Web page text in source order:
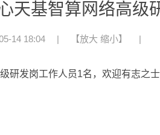
天基智算网络高级
14 18:04 | 【放大 缩小】 |
研发岗工作人员1名，欢迎有志之士